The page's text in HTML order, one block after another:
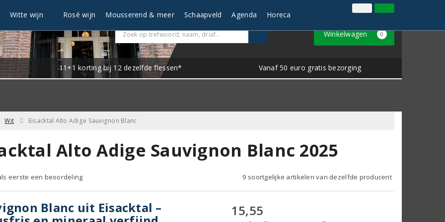
Klantenservice
Winkelwagen 0
11+1 korting bij 12 dezelfde flessen* Vanaf 50 euro gratis bezorging
Witte wijn Rosé wijn Mousserend & meer Schaapveld Agenda Horeca
Wit Eisacktal Alto Adige Sauvignon Blanc
Alto Adige Sauvignon Blanc 2025
eerste een beoordeling 9 soortgelijke artikelen van dezelfde producent
Blanc uit Eisacktal – 15,55